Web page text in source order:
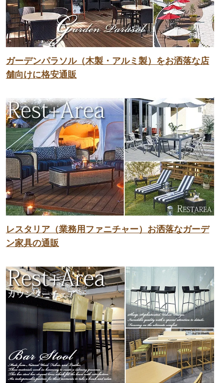
ガーデンパラソル（木製・アルミ製）をお洒落な店
舗向けに格安通販
レスタリア（業務用ファニチャー）お洒落なガーデ
ン家具の通販